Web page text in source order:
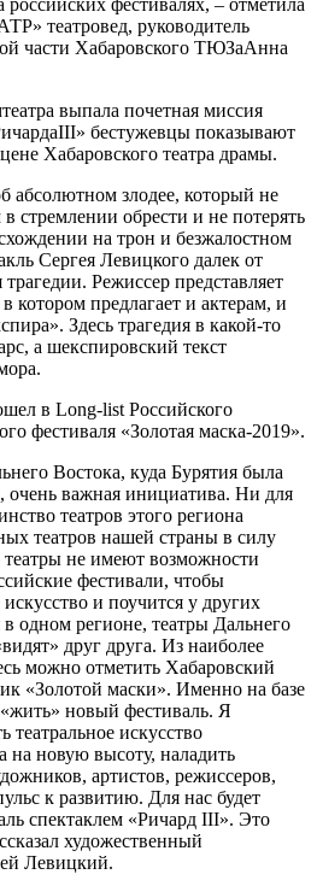
фестивалях, – отметила
театровед, руководитель
части Хабаровского ТЮЗаАнна
выпала почетная миссия
бестужевцы показывают
Хабаровского театра драмы.
абсолютном злодее, который не
стремлении обрести и не потерять
на трон и безжалостном
Сергея Левицкого далек от
Режиссер представляет
котором предлагает и актерам, и
Здесь трагедия в какой-то
а шекспировский текст
в Long-list Российского
фестиваля «Золотая маска-2019».
Востока, куда Бурятия была
очень важная инициатива. Ни для
театров этого региона
театров нашей страны в силу
театры не имеют возможности
фестивали, чтобы
и поучится у других
одном регионе, театры Дальнего
друг друга. Из наиболее
можно отметить Хабаровский
«Золотой маски». Именно на базе
«жить» новый фестиваль. Я
театральное искусство
на новую высоту, наладить
артистов, режиссеров,
к развитию. Для нас будет
спектаклем «Ричард III». Это
художественный
Левицкий.